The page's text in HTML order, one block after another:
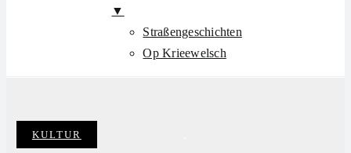
▼
Straßengeschichten
Op Krieewelsch
Categories:
KULTUR